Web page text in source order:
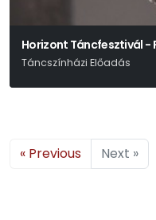
Horizont Táncfesztivál -
Táncszínházi Előadás
« Previous Next »